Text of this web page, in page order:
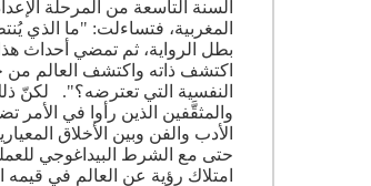
السنة التاسعة من المرحلة
المغربية، فتساءلت: "ما
بطل الرواية، ثم تمضي أحداث
اكتشف ذاته واكتشف العالم من
النفسية التي تعترضه؟". لكنّ
والمثقَّفين الذين رأوا في
الأدب والفن وبين الأخلاق
حتى مع الشرط البيداغوجي
امتلاك رؤية عن العالم في